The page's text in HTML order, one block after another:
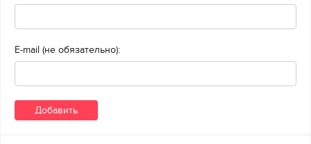
E-mail (не обязательно):